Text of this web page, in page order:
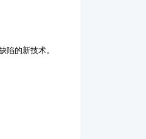
陷的新技术。